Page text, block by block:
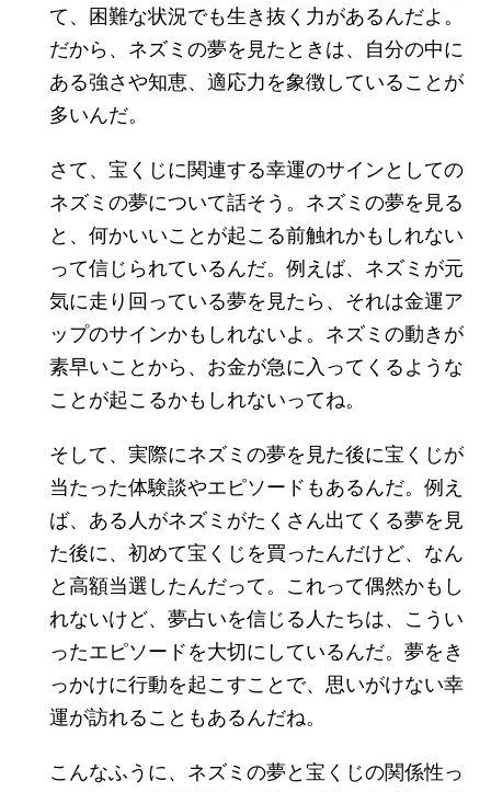
て、困難な状況でも生き抜く力があるんだよ。
だから、ネズミの夢を見たときは、自分の中に
ある強さや知恵、適応力を象徴していることが
多いんだ。
さて、宝くじに関連する幸運のサインとしての
ネズミの夢について話そう。ネズミの夢を見る
と、何かいいことが起こる前触れかもしれない
って信じられているんだ。例えば、ネズミが元
気に走り回っている夢を見たら、それは金運ア
ップのサインかもしれないよ。ネズミの動きが
素早いことから、お金が急に入ってくるような
ことが起こるかもしれないってね。
そして、実際にネズミの夢を見た後に宝くじが
当たった体験談やエピソードもあるんだ。例え
ば、ある人がネズミがたくさん出てくる夢を見
た後に、初めて宝くじを買ったんだけど、なん
と高額当選したんだって。これって偶然かもし
れないけど、夢占いを信じる人たちは、こうい
ったエピソードを大切にしているんだ。夢をき
っかけに行動を起こすことで、思いがけない幸
運が訪れることもあるんだね。
こんなふうに、ネズミの夢と宝くじの関係性っ